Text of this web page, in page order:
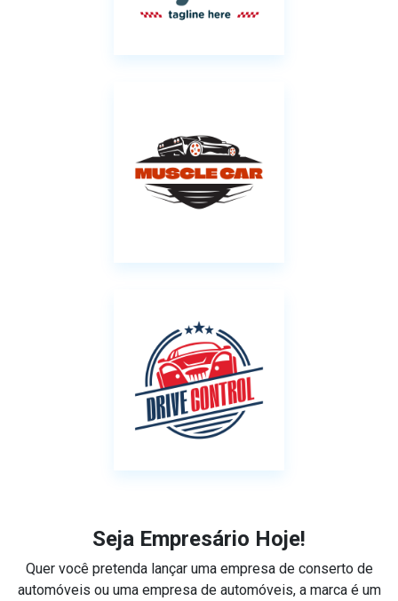
Seja Empresário Hoje!
Quer você pretenda lançar uma empresa de conserto de
automóveis ou uma empresa de automóveis, a marca é um